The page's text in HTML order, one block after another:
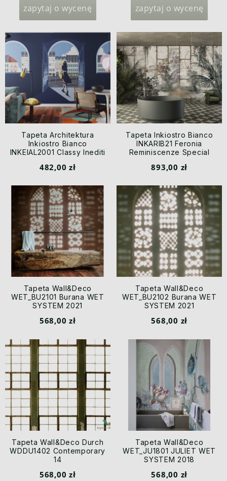
zapytaj o wycenę zapytaj o wycenę
Tapeta Architektura
Inkiostro Bianco
INKEIAL2001 Classy Inediti
482,00 zł
Tapeta Inkiostro Bianco
INKARIB21 Feronia
Reminiscenze Special
893,00 zł
Tapeta Wall&Deco
WET_BU2101 Burana WET
SYSTEM 2021
568,00 zł
Tapeta Wall&Deco
WET_BU2102 Burana WET
SYSTEM 2021
568,00 zł
Tapeta Wall&Deco Durch
WDDU1402 Contemporary
14
568,00 zł
Tapeta Wall&Deco
WET_JU1801 JULIET WET
SYSTEM 2018
568,00 zł